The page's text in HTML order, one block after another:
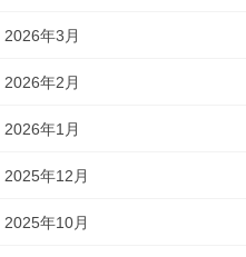
2026年3月
2026年2月
2026年1月
2025年12月
2025年10月